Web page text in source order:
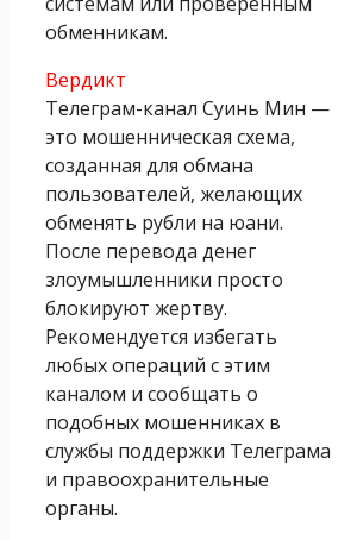
обменникам.
Вердикт
Телеграм-канал Суинь Мин —
это мошенническая схема,
созданная для обмана
пользователей, желающих
обменять рубли на юани.
После перевода денег
злоумышленники просто
блокируют жертву.
Рекомендуется избегать
любых операций с этим
каналом и сообщать о
подобных мошенниках в
службы поддержки Телеграма
и правоохранительные
органы.